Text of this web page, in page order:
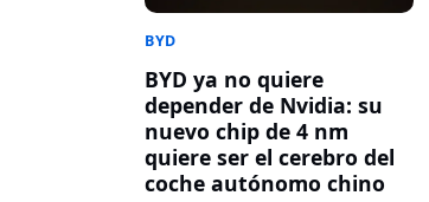
BYD
BYD ya no quiere
depender de Nvidia: su
nuevo chip de 4 nm
quiere ser el cerebro del
coche autónomo chino